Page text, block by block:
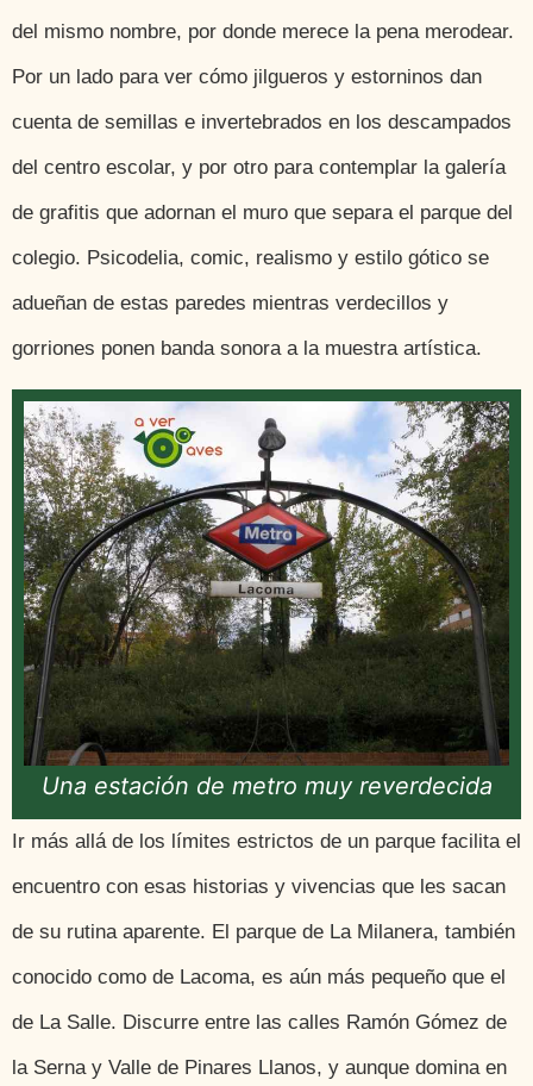
del mismo nombre, por donde merece la pena merodear.
Por un lado para ver cómo jilgueros y estorninos dan
cuenta de semillas e invertebrados en los descampados
del centro escolar, y por otro para contemplar la galería
de grafitis que adornan el muro que separa el parque del
colegio. Psicodelia, comic, realismo y estilo gótico se
adueñan de estas paredes mientras verdecillos y
gorriones ponen banda sonora a la muestra artística.
Una estación de metro muy reverdecida
Ir más allá de los límites estrictos de un parque facilita el
encuentro con esas historias y vivencias que les sacan
de su rutina aparente. El parque de La Milanera, también
conocido como de Lacoma, es aún más pequeño que el
de La Salle. Discurre entre las calles Ramón Gómez de
la Serna y Valle de Pinares Llanos, y aunque domina en